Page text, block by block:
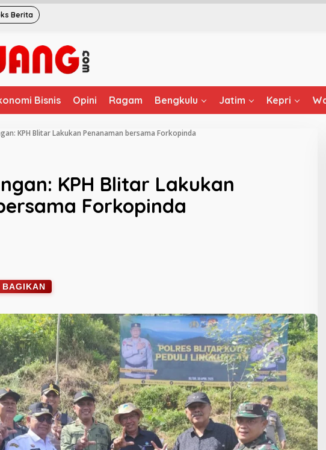
Berita
Bisnis Opini Ragam Bengkulu Jatim Kepri
KPH Blitar Lakukan Penanaman bersama Forkopinda
KPH Blitar Lakukan
Forkopinda